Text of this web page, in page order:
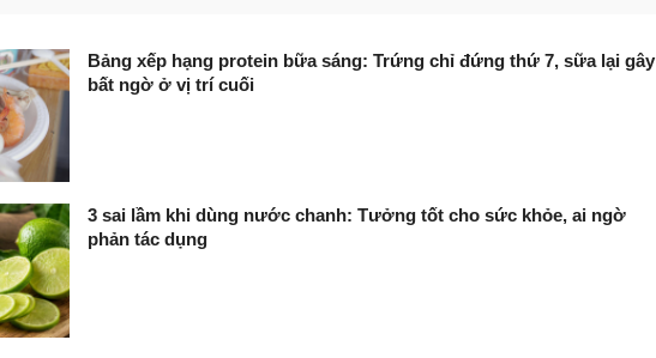
Bảng xếp hạng protein bữa sáng: Trứng chỉ đứng thứ 7, sữa lại gây
bất ngờ ở vị trí cuối
3 sai lầm khi dùng nước chanh: Tưởng tốt cho sức khỏe, ai ngờ
phản tác dụng